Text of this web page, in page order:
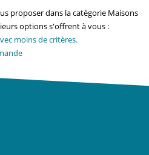
AGENCE
Plus de critères
proposer dans la catégorie Maisons
options s'offrent à vous :
moins de critères.